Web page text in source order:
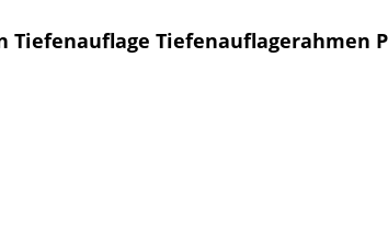
Tiefenauflagerahmen